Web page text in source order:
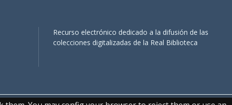
Recurso electrónico dedicado a la difusión de las
colecciones digitalizadas de la Real Biblioteca